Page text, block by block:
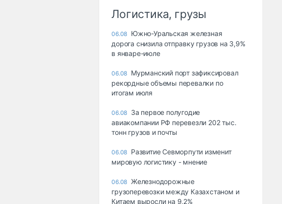
Логистика, грузы
06.08 Южно-Уральская железная
дорога снизила отправку грузов на 3,9%
в январе-июле
06.08 Мурманский порт зафиксировал
рекордные объемы перевалки по
итогам июля
06.08 За первое полугодие
авиакомпании РФ перевезли 202 тыс.
тонн грузов и почты
06.08 Развитие Севморпути изменит
мировую логистику - мнение
06.08 Железнодорожные
грузоперевозки между Казахстаном и
Китаем выросли на 9,2%